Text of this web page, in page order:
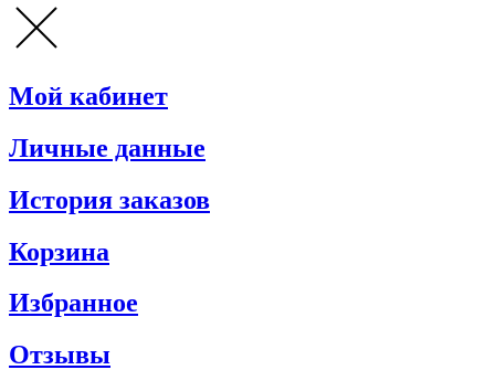
Мой кабинет
Личные данные
История заказов
Корзина
Избранное
Отзывы